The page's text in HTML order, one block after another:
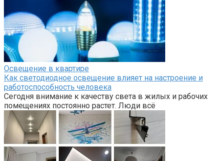
Освещение в квартире
Как светодиодное освещение влияет на настроение и
работоспособность человека
Сегодня внимание к качеству света в жилых и рабочих
помещениях постоянно растет. Люди всё